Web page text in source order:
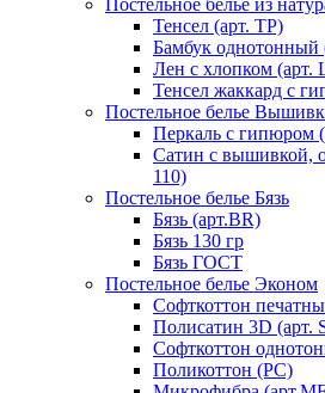
Постельное белье из
Тенсел (арт. ТР)
Бамбук однотонный
Лен с хлопком (арт.
Тенсел жаккард с
Постельное белье
Перкаль с гипюром
Сатин с вышивкой,
110)
Постельное белье Бязь
Бязь (арт.BR)
Бязь 130 гр
Бязь ГОСТ
Постельное белье Эконом
Софткоттон
Полисатин 3D (арт.
Софткоттон
Поликоттон (PC)